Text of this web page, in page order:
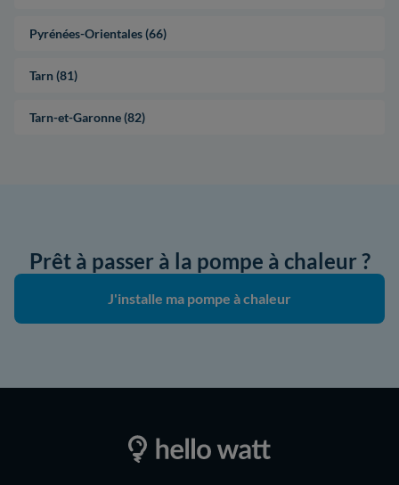
Pyrénées-Orientales (66)
Tarn (81)
Tarn-et-Garonne (82)
Prêt à passer à la pompe à chaleur ?
J'installe ma pompe à chaleur